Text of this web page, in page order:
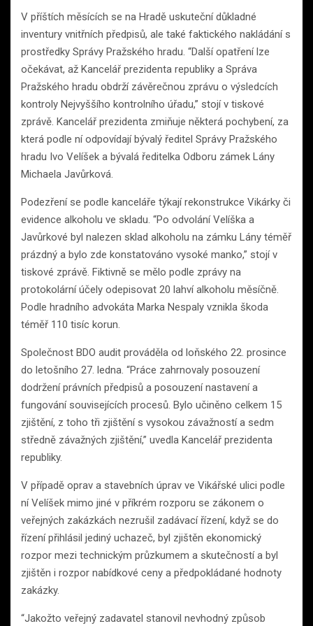
V příštích měsících se na Hradě uskuteční důkladné
inventury vnitřních předpisů, ale také faktického nakládání s
prostředky Správy Pražského hradu. “Další opatření lze
očekávat, až Kancelář prezidenta republiky a Správa
Pražského hradu obdrží závěrečnou zprávu o výsledcích
kontroly Nejvyššího kontrolního úřadu,” stojí v tiskové
zprávě. Kancelář prezidenta zmiňuje některá pochybení, za
která podle ní odpovídají bývalý ředitel Správy Pražského
hradu Ivo Velíšek a bývalá ředitelka Odboru zámek Lány
Michaela Javůrková.
Podezření se podle kanceláře týkají rekonstrukce Vikárky či
evidence alkoholu ve skladu. “Po odvolání Velíška a
Javůrkové byl nalezen sklad alkoholu na zámku Lány téměř
prázdný a bylo zde konstatováno vysoké manko,” stojí v
tiskové zprávě. Fiktivně se mělo podle zprávy na
protokolární účely odepisovat 20 lahví alkoholu měsíčně.
Podle hradního advokáta Marka Nespaly vznikla škoda
téměř 110 tisíc korun.
Společnost BDO audit prováděla od loňského 22. prosince
do letošního 27. ledna. “Práce zahrnovaly posouzení
dodržení právních předpisů a posouzení nastavení a
fungování souvisejících procesů. Bylo učiněno celkem 15
zjištění, z toho tři zjištění s vysokou závažností a sedm
středně závažných zjištění,” uvedla Kancelář prezidenta
republiky.
V případě oprav a stavebních úprav ve Vikářské ulici podle
ní Velíšek mimo jiné v příkrém rozporu se zákonem o
veřejných zakázkách nezrušil zadávací řízení, když se do
řízení přihlásil jediný uchazeč, byl zjištěn ekonomický
rozpor mezi technickým průzkumem a skutečností a byl
zjištěn i rozpor nabídkové ceny a předpokládané hodnoty
zakázky.
“Jakožto veřejný zadavatel stanovil nevhodný způsob